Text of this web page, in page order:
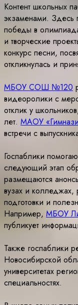
Контент школьных
экзаменами. Здесь
победы в
и творческие
конкурс песни,
откликнулась и
МБОУ СОШ №120
видеоролики с
отклик у
лет. МАОУ
встречи с
Госпаблики
следующий этап
размещаются
вузах и
подготовки и
Например, МБОУ
публикует
Также госпаблики
Новосибирской
университетах
специальностях.